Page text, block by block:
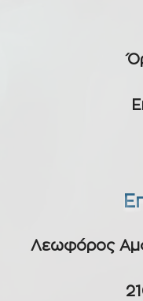
Λεωφόρος